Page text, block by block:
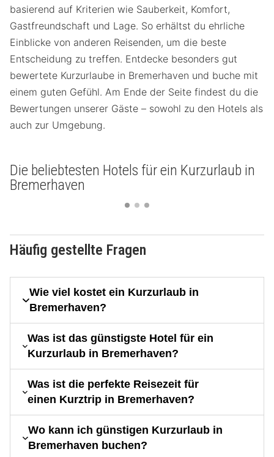
basierend auf Kriterien wie Sauberkeit, Komfort,
Gastfreundschaft und Lage. So erhältst du ehrliche
Einblicke von anderen Reisenden, um die beste
Entscheidung zu treffen. Entdecke besonders gut
bewertete Kurzurlaube in Bremerhaven und buche mit
einem guten Gefühl. Am Ende der Seite findest du die
Bewertungen unserer Gäste – sowohl zu den Hotels als
auch zur Umgebung.
Die beliebtesten Hotels für ein Kurzurlaub in
Bremerhaven
Häufig gestellte Fragen
Wie viel kostet ein Kurzurlaub in
Bremerhaven?
Was ist das günstigste Hotel für ein
Kurzurlaub in Bremerhaven?
Was ist die perfekte Reisezeit für
einen Kurztrip in Bremerhaven?
Wo kann ich günstigen Kurzurlaub in
Bremerhaven buchen?